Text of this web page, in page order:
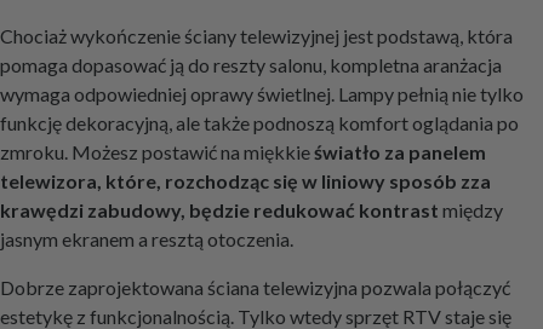
Chociaż wykończenie ściany telewizyjnej jest podstawą, która
pomaga dopasować ją do reszty salonu, kompletna aranżacja
wymaga odpowiedniej oprawy świetlnej. Lampy pełnią nie tylko
funkcję dekoracyjną, ale także podnoszą komfort oglądania po
zmroku. Możesz postawić na miękkieświatło za panelem
telewizora, które, rozchodząc się w liniowy sposób zza
krawędzi zabudowy, będzie redukować kontrast między
jasnym ekranem a resztą otoczenia.
Dobrze zaprojektowana ściana telewizyjna pozwala połączyć
estetykę z funkcjonalnością. Tylko wtedy sprzęt RTV staje się